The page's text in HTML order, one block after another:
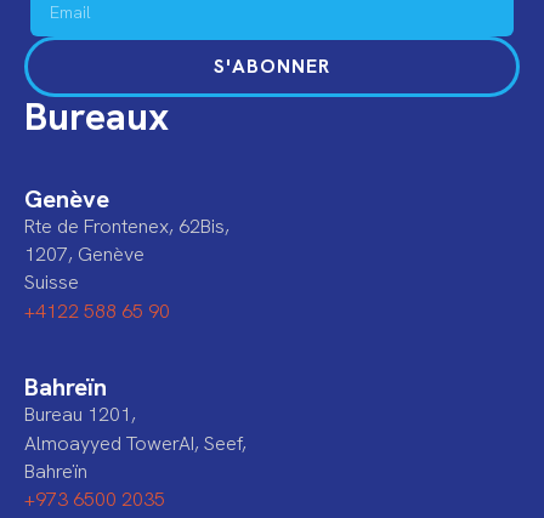
S'ABONNER
Bureaux
Genève
Rte de Frontenex, 62Bis,
1207, Genève
Suisse
+4122 588 65 90
Bahreïn
Bureau 1201,
Almoayyed TowerAI, Seef,
Bahreïn
+973 6500 2035